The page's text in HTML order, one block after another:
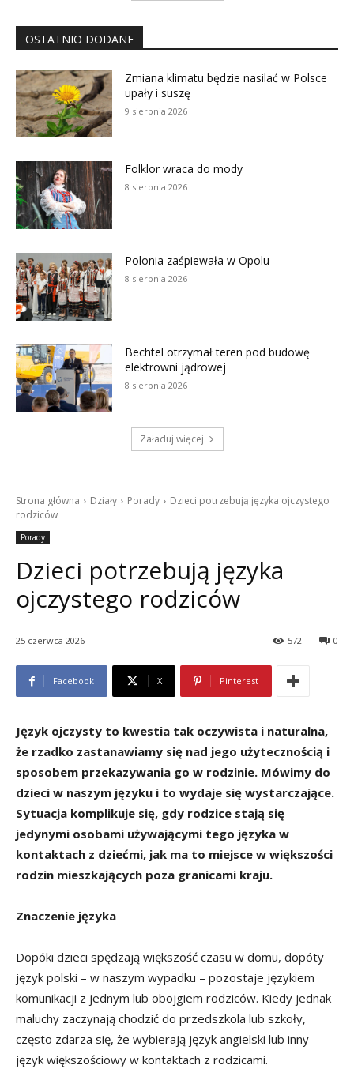
OSTATNIO DODANE
Zmiana klimatu będzie nasilać w Polsce
upały i suszę
9 sierpnia 2026
Folklor wraca do mody
8 sierpnia 2026
Polonia zaśpiewała w Opolu
8 sierpnia 2026
Bechtel otrzymał teren pod budowę
elektrowni jądrowej
8 sierpnia 2026
Załaduj więcej